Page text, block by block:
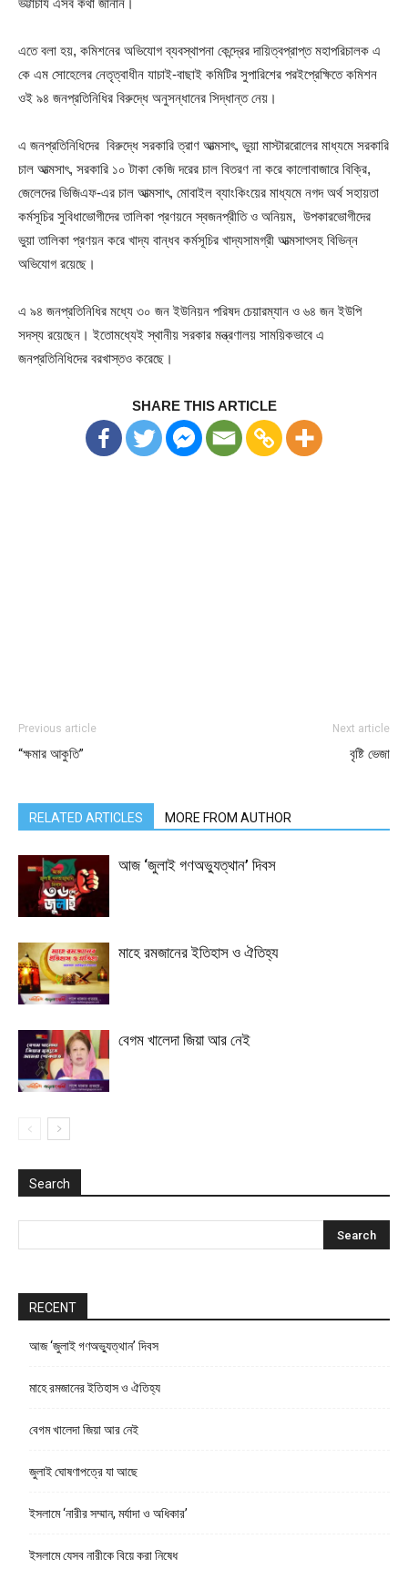
এতে বলা হয়, কমিশনের অভিযোগ ব্যবস্থাপনা কেন্দ্রের দায়িত্বপ্রাপ্ত মহাপরিচালক এ
কে এম সোহেলের নেতৃত্বাধীন যাচাই-বাছাই কমিটির সুপারিশের পরইপ্রেক্ষিতে কমিশন
ওই ৯৪ জনপ্রতিনিধির বিরুদ্ধে অনুসন্ধানের সিদ্ধান্ত নেয়।
এ জনপ্রতিনিধিদের বিরুদ্ধে সরকারি ত্রাণ আত্মসাৎ, ভুয়া মাস্টাররোলের মাধ্যমে সরকারি
চাল আত্মসাৎ, সরকারি ১০ টাকা কেজি দরের চাল বিতরণ না করে কালোবাজারে বিক্রি,
জেলেদের ভিজিএফ-এর চাল আত্মসাৎ, মোবাইল ব্যাংকিংয়ের মাধ্যমে নগদ অর্থ সহায়তা
কর্মসূচির সুবিধাভোগীদের তালিকা প্রণয়নে স্বজনপ্রীতি ও অনিয়ম, উপকারভোগীদের
ভুয়া তালিকা প্রণয়ন করে খাদ্য বান্ধব কর্মসূচির খাদ্যসামগ্রী আত্মসাৎসহ বিভিন্ন
অভিযোগ রয়েছে।
এ ৯৪ জনপ্রতিনিধির মধ্যে ৩০ জন ইউনিয়ন পরিষদ চেয়ারম্যান ও ৬৪ জন ইউপি
সদস্য রয়েছেন। ইতোমধ্যেই স্থানীয় সরকার মন্ত্রণালয় সাময়িকভাবে এ
জনপ্রতিনিধিদের বরখাস্তও করেছে।
SHARE THIS ARTICLE
Previous article
“ক্ষমার আকুতি”
Next article
বৃষ্টি ভেজা
RELATED ARTICLES MORE FROM AUTHOR
আজ ‘জুলাই গণঅভ্যুত্থান’ দিবস
মাহে রমজানের ইতিহাস ও ঐতিহ্য
বেগম খালেদা জিয়া আর নেই
Search
RECENT
আজ ‘জুলাই গণঅভ্যুত্থান’ দিবস
মাহে রমজানের ইতিহাস ও ঐতিহ্য
বেগম খালেদা জিয়া আর নেই
জুলাই ঘোষণাপত্রে যা আছে
ইসলামে ‘নারীর সম্মান, মর্যাদা ও অধিকার’
ইসলামে যেসব নারীকে বিয়ে করা নিষেধ